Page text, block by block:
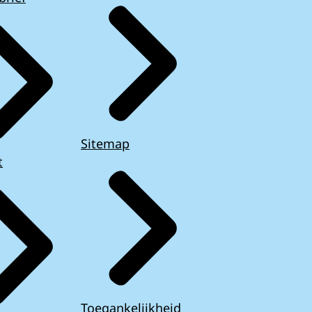
Sitemap
Toegankelijkheid